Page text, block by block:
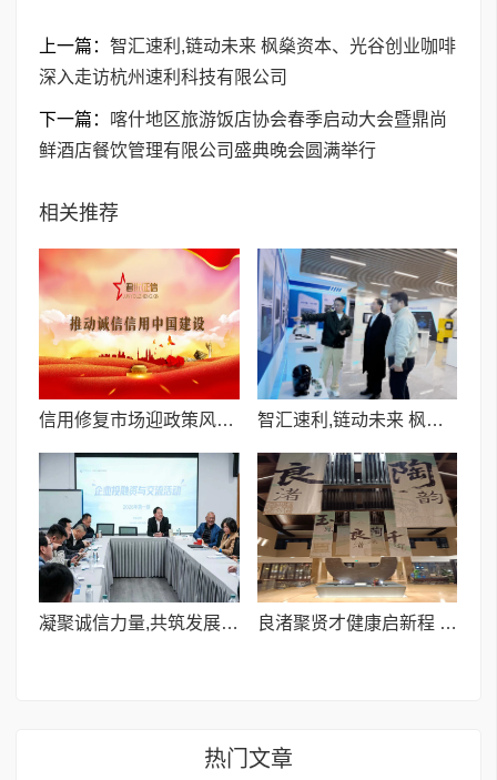
上一篇： 智汇速利,链动未来 枫燊资本、光谷创业咖啡
深入走访杭州速利科技有限公司
下一篇：
喀什地区旅游饭店协会春季启动大会暨鼎尚
鲜酒店餐饮管理有限公司盛典晚会圆满举行
相关推荐
信用修复市场迎政策风口 上海君优征信以专业实力护航企业重塑信用价值 智汇速利,链动未来 枫燊资本、光谷创业咖啡 深入走访杭州速利科技有限公司
凝聚诚信力量,共筑发展高地 《企业投融资与交流》活动圆满成功 良渚聚贤才健康启新程 ——中国人体工程学研究院聘任王明华院士
热门文章